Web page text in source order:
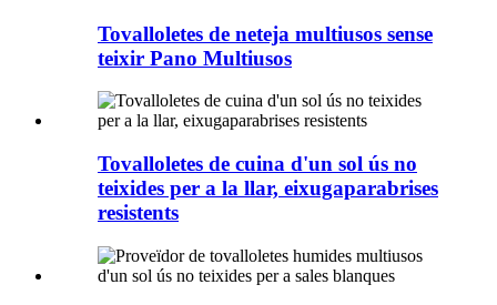
Tovalloletes de neteja multiusos sense
teixir Pano Multiusos
Tovalloletes de cuina d'un sol ús no
teixides per a la llar, eixugaparabrises
resistents